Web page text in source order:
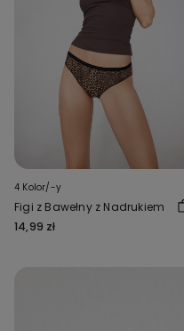
4 Kolor/-y
Figi z Bawełny z Nadrukiem
14,99 zł